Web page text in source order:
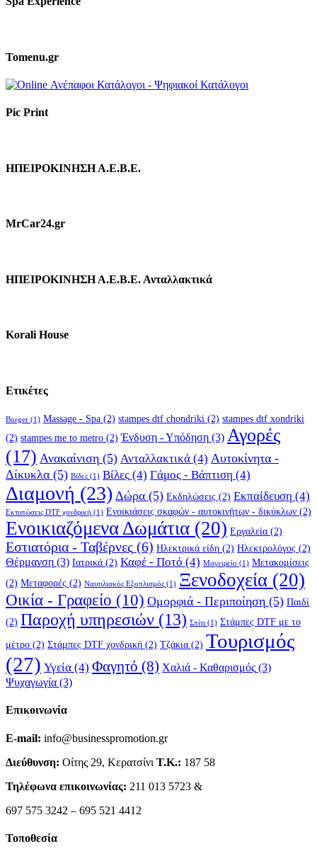
Tomenu.gr
Pic Print
ΗΠΕΙΡΟΚΙΝΗΣΗ Α.Ε.Β.Ε.
MrCar24.gr
ΗΠΕΙΡΟΚΙΝΗΣΗ Α.Ε.Β.Ε. Ανταλλακτικά
Korali House
Ετικέτες
Burger (1) Massage - Spa (2) stampes dtf chondriki (2) stampes dtf xondriki
(2) stampes me to metro (2) Ένδυση - Υπόδηση (3) Αγορές
(17) Ανακαίνιση (5) Ανταλλακτικά (4) Αυτοκίνητα -
Δίκυκλα (5) Βίδες (1) Βίλες (4) Γάμος - Βάπτιση (4)
Διαμονή (23) Δώρα (5) Εκδηλώσεις (2) Εκπαίδευση (4)
Εκτυπώσεις DTF χονδρική (1) Ενοικιάσεις σκαφών - αυτοκινήτων - δικύκλων (2)
Ενοικιαζόμενα Δωμάτια (20) Εργαλεία (2)
Εστιατόρια - Ταβέρνες (6) Ηλεκτρικά είδη (2) Ηλεκτρολόγος (2)
Θέρμανση (3) Ιατρικά (2) Καφέ - Ποτό (4) Μαγειρείο (1) Μετακομίσεις
(2) Μεταφορές (2) Ναυτιλιακός Εξοπλισμός (1) Ξενοδοχεία (20)
Οικία - Γραφείο (10) Ομορφιά - Περιποίηση (5) Παιδί
(2) Παροχή υπηρεσιών (13) Σπίτι (1) Στάμπες DTF με το
μέτρο (2) Στάμπες DTF χονδρική (2) Τζάκια (2) Τουρισμός
(27) Υγεία (4) Φαγητό (8) Χαλιά - Καθαρισμός (3)
Ψυχαγωγία (3)
Επικοινωνία
E-mail: info@businesspromotion.gr
Διεύθυνση: Οίτης 29, Κερατσίνι Τ.Κ.: 187 58
Τηλέφωνα επικοινωνίας: 211 013 5723 &
697 575 3242 – 695 521 4412
Τοποθεσία